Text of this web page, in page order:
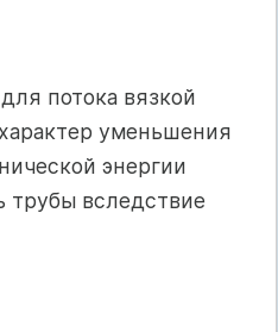
потока вязкой
уменьшения
энергии
трубы вследствие